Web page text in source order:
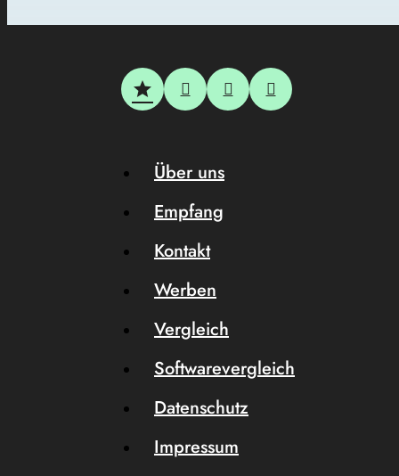
Über uns
Empfang
Kontakt
Werben
Vergleich
Softwarevergleich
Datenschutz
Impressum